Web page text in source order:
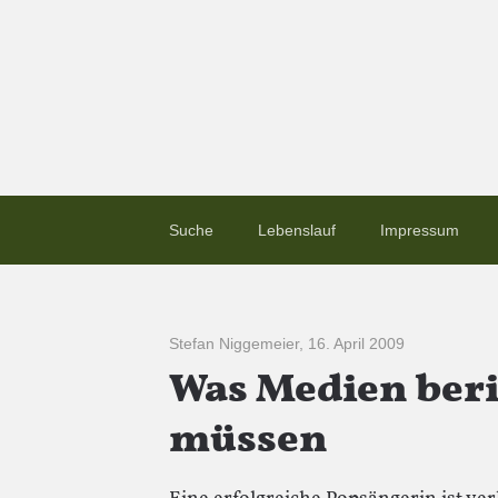
Suche Lebenslauf Impressum
Stefan Niggemeier, 16. April 2009
Was Medien
müssen